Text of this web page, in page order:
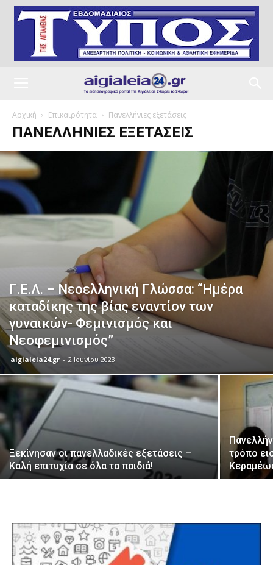
Αρχική Επικαιρότητα Πανελλήνιες εξετάσεις
ΠΑΝΕΛΛΉΝΙΕΣ ΕΞΕΤΆΣΕΙΣ
Γ.Ε.Λ. – Νεοελληνική Γλώσσα: “Ημέρα
καταδίκης της βίας εναντίον των
γυναικών- Φεμινισμός και
Νεοφεμινισμός”
aigialeia24.gr - 2 Ιουνίου 2023
Ξεκίνησαν οι πανελλαδικές εξετάσεις –
Καλή επιτυχία σε όλα τα παιδιά!
τρόπο